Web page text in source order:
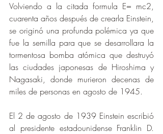
Volviendo a la citada formula E= mc2,
cuarenta años después de crearla Einstein,
se originó una profunda polémica ya que
fue la semilla para que se desarrollara la
tormentosa bomba atómica que destruyó
las ciudades japonesas de Hiroshima y
Nagasaki, donde murieron decenas de
miles de personas en agosto de 1945.
El 2 de agosto de 1939 Einstein escribió
al presidente estadounidense Franklin D.